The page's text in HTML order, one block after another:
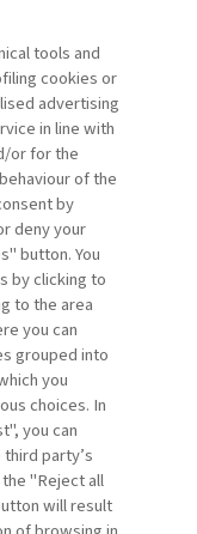
LA
Perrini, Stefano
tools and
cookies or
advertising
in line with
or for the
of the
by
deny your
button. You
by clicking to
to the area
you can
grouped into
you
choices. In
you can
party’s
"Reject all
will result